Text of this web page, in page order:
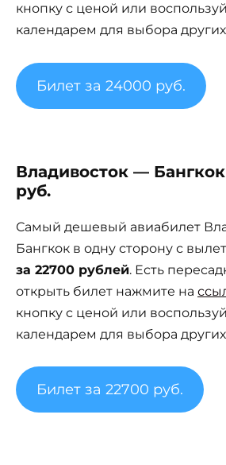
кнопку с ценой или
календарем для выбора других
Билет за 24000 руб.
Владивосток —
руб.
Самый дешевый авиабилет
Бангкок в одну сторону с
за 22700 рублей. Есть
открыть билет нажмите на
кнопку с ценой или
календарем для выбора других
Билет за 22700 руб.